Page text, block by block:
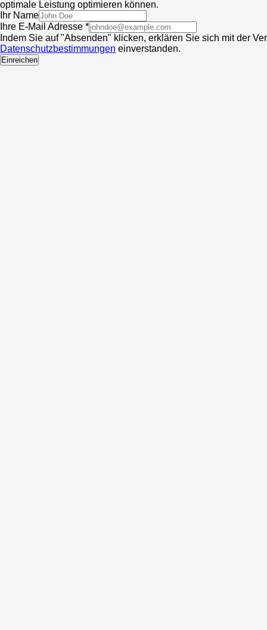
optimale Leistung optimieren können.
Ihr Name
Ihre E-Mail Adresse *
Indem Sie auf "Absenden" klicken, erklären Sie sich mit der
Datenschutzbestimmungen einverstanden.